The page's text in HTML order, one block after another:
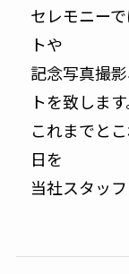
セレモニー
トや
記念写真撮
トを致します
これまでと
日を
当社スタッ